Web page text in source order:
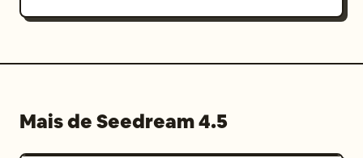
Mais de Seedream 4.5